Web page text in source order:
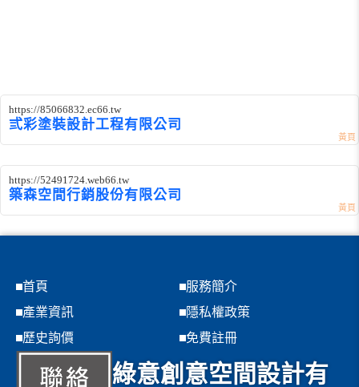
https://85066832.ec66.tw
弎彩塗裝設計工程有限公司
https://52491724.web66.tw
築森空間行銷股份有限公司
首頁
服務簡介
產業資訊
隱私權政策
歷史詢價
免費註冊
綠意創意空間設計有